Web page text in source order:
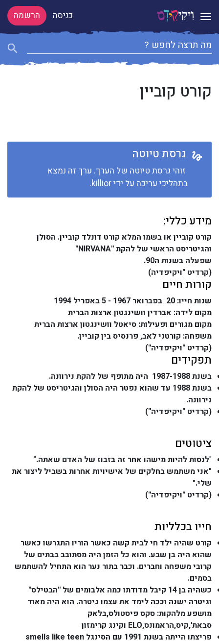
Toggle navigation כניסה הרשמה
קורט קוביין
גרסת טיוטה
זוהי גרסת טיוטה של הערך. ערך זה נמצא
בתהליכי עריכה על ידי killior.
מידע כללי:
קורט קוביין או בשמו המלא קורט דונלד קוביין. הסולן
והגיטריסט הראשי של להקת ''NIRVANA''
שפעלה בשנות ה90.
(קרדיט ''ויקיפדיה)
קורות חיים
שנות חייו: 20 בפברואר 1967 - 5 באפריל 1994
מקום לידה: אברדין וושינגטון ארצות הברית
מקום מגורים ופעילות: סיאטל וושינגטון ארצות הברית
משפחה: קורטני לאב, פרנסיס בין קוביין.
(קרדיט ''ויקיפדיה'')
תפקידים
בשנת 1987-1988 היה מתופף של להקת נירוונה.
בשנת 1988 עד שהוא נפטר היה הסולן והגיטריסט של להקת
נירוונה.
(קרדיט ''ויקיפדיה'')
ציטוטים
"לנסות להיות מישהו אחר זה בזבוז של האדם שאתה."
"אני משתמש בחלקים של אישיויות אחרות בשביל ליצור את
שלי."
(קרדיט ''ויקיפדיה'')
חייו בכלליות
קורט שהיה ילד חי לבית קשה כאשר הוריו התגרשו כאשר
שהוא היה בן שבע. והוא כל הזמן היה מסתובב בבתים של
קרובי משפחה וחברים. וכבר בתור נער הוא התחיל להשתמש
בסמים.
כשהיה בן 14 קיבל מדודתו כמה אלבומים של ''הבטילס''
וגיטרה ישנה וככה לימד את עצמו גיטרה. הוא היה מאוד
מושפע מלהקות: סקס פיסטולס,בלאק
סבאת',קיס,הראמונס,ELO וקינג קרימזון
פריצתו הייתה בשנת 1991 עם הסינגל smells like teen